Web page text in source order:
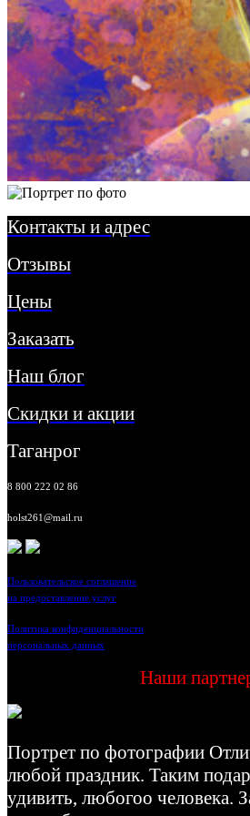
Контакты и адрес
Отзывы
Цены
Заказать
Наш блог
Скидки и акции
Таганрог
8 800 222 02 86
holst261@mail.ru
Пользовательское соглашение
на предоставление услуг
Политика конфиденциальности
персональных данных
Наши
Портрет по фотографии
любой праздник. Таким
удивить, любогоо человека.